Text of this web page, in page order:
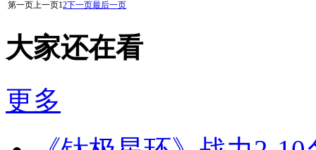
第一页上一页12下一页最后一页
大家还在看
更多